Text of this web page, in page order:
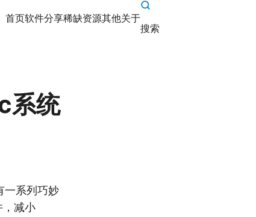
首页软件分享稀缺资源其他关于
搜索
系统
一系列巧妙
，减小